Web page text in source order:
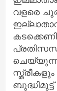
വളരെ
ബുദ്ധിമുട്ട്